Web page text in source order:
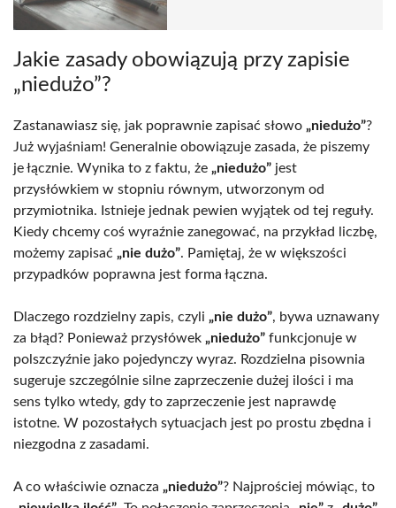
Jakie zasady obowiązują przy zapisie
„niedużo”?
Zastanawiasz się, jak poprawnie zapisać słowo „niedużo”?
Już wyjaśniam! Generalnie obowiązuje zasada, że piszemy
je łącznie. Wynika to z faktu, że „niedużo” jest
przysłówkiem w stopniu równym, utworzonym od
przymiotnika. Istnieje jednak pewien wyjątek od tej reguły.
Kiedy chcemy coś wyraźnie zanegować, na przykład liczbę,
możemy zapisać „nie dużo”. Pamiętaj, że w większości
przypadków poprawna jest forma łączna.
Dlaczego rozdzielny zapis, czyli „nie dużo”, bywa uznawany
za błąd? Ponieważ przysłówek „niedużo” funkcjonuje w
polszczyźnie jako pojedynczy wyraz. Rozdzielna pisownia
sugeruje szczególnie silne zaprzeczenie dużej ilości i ma
sens tylko wtedy, gdy to zaprzeczenie jest naprawdę
istotne. W pozostałych sytuacjach jest po prostu zbędna i
niezgodna z zasadami.
A co właściwie oznacza „niedużo”? Najprościej mówiąc, to